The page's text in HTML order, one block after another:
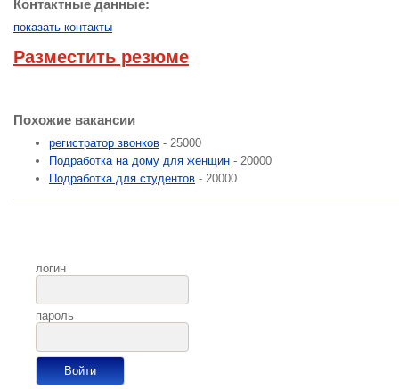
Контактные данные:
показать контакты
Разместить резюме
Похожие вакансии
регистратор звонков - 25000
Подработка на дому для женщин - 20000
Подработка для студентов - 20000
логин
пароль